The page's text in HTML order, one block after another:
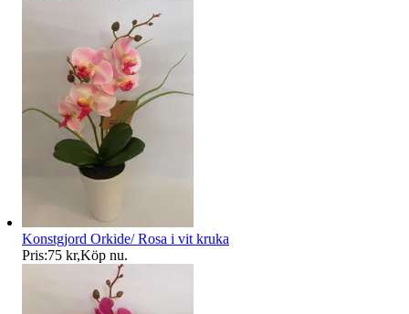
Konstgjord Orkide/ Rosa i vit kruka
Pris:75 kr,Köp nu.